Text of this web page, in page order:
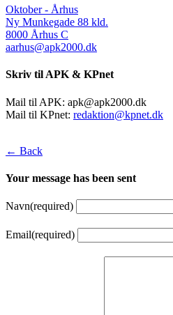
Oktober - Århus
Ny Munkegade 88 kld.
8000 Århus C
aarhus@apk2000.dk
Skriv til APK & KPnet
Mail til APK: apk@apk2000.dk
Mail til KPnet: redaktion@kpnet.dk
← Back
Your message has been sent
Navn(required)
Email(required)